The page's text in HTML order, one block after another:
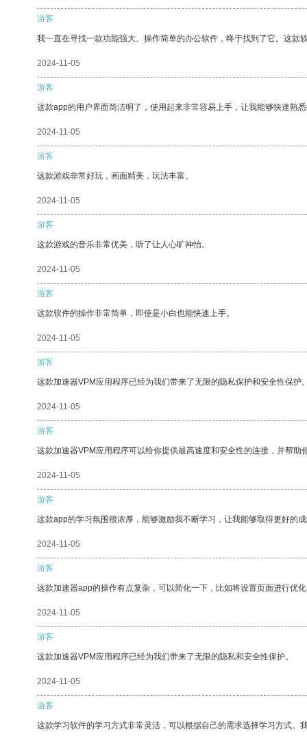
游客
我一直在寻找一款功能强大、操作简单的办公软件，终于找到了它。这
2024-11-05
游客
这款app的用户界面简洁明了，使用起来非常容易上手，让我能够快速熟
2024-11-05
游客
这款游戏非常好玩，画面精美，玩法丰富。
2024-11-05
游客
这款游戏的音乐非常优美，听了让人心旷神怡。
2024-11-05
游客
这款软件的操作非常简单，即使是小白也能快速上手。
2024-11-05
游客
这款加速器VPM应用程序已经为我们带来了无限的隐私保护和安全性保护
2024-11-05
游客
这款加速器VPM应用程序可以给你提供最高速度和安全性的连接，并帮助
2024-11-05
游客
这款app的学习氛围很浓厚，能够激励我不断学习，让我能够取得更好的
2024-11-05
游客
这款加速器app的操作有点复杂，可以简化一下，比如将设置页面进行优
2024-11-05
游客
这款加速器VPM应用程序已经为我们带来了无限的隐私和安全性保护。
2024-11-05
游客
这款学习软件的学习方式非常灵活，可以根据自己的需求选择学习方式。